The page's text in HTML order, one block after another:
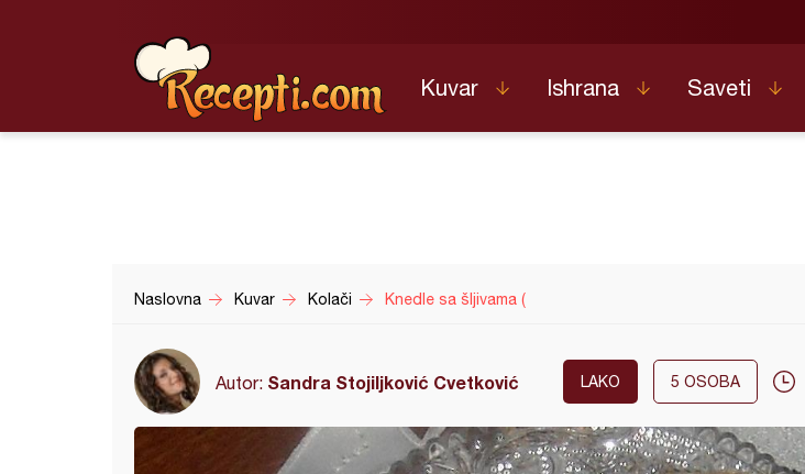
Kuvar Ishrana Saveti
Naslovna Kuvar Kolači Knedle sa šljivama (
Autor: Sandra Stojiljković Cvetković LAKO 5 OSOBA